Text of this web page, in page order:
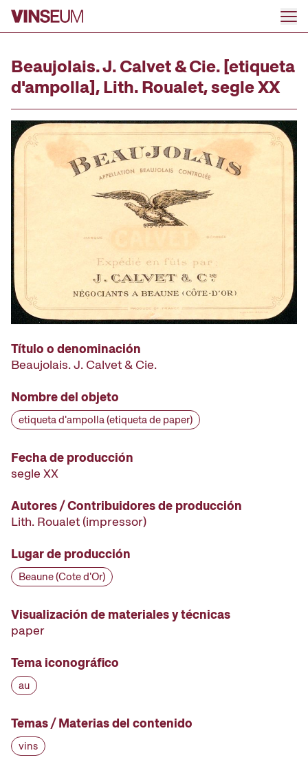
Ir al contenido
Beaujolais. J. Calvet & Cie. [etiqueta
d'ampolla], Lith. Roualet, segle XX
Título o denominación
Beaujolais. J. Calvet & Cie.
Nombre del objeto
etiqueta d'ampolla (etiqueta de paper)
Fecha de producción
segle XX
Autores / Contribuidores de producción
Lith. Roualet (impressor)
Lugar de producción
Beaune (Cote d'Or)
Visualización de materiales y técnicas
paper
Tema iconográfico
au
Temas / Materias del contenido
vins